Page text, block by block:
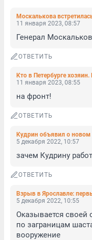
11 января 2023, 08:57
Генерал
ОТВЕТИТЬ
11 января 2023, 08:55
на фронт!
ОТВЕТИТЬ
Кудрин объявил о новом
5 декабря 2022, 10:57
зачем Кудрину
ОТВЕТИТЬ
Взрыв в Ярославле:
5 декабря 2022, 10:55
Оказывается своей
по заграницам
вооружение